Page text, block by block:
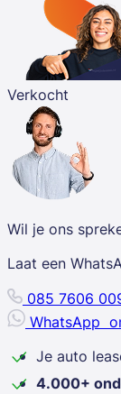
Verkocht
Wil je ons
Laat een
085 7606
WhatsApp
Je auto
4.000+